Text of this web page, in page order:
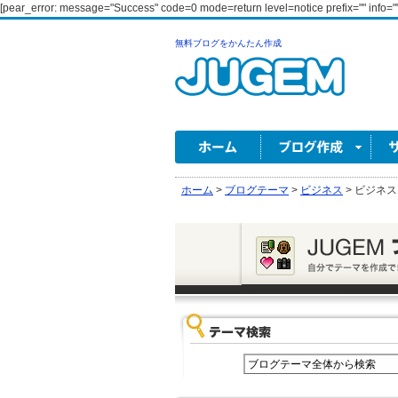
[pear_error: message="Success" code=0 mode=return level=notice prefix=""
無料ブログをかんたん作成
ホーム > ブログテーマ > ビジネス > ビジネス